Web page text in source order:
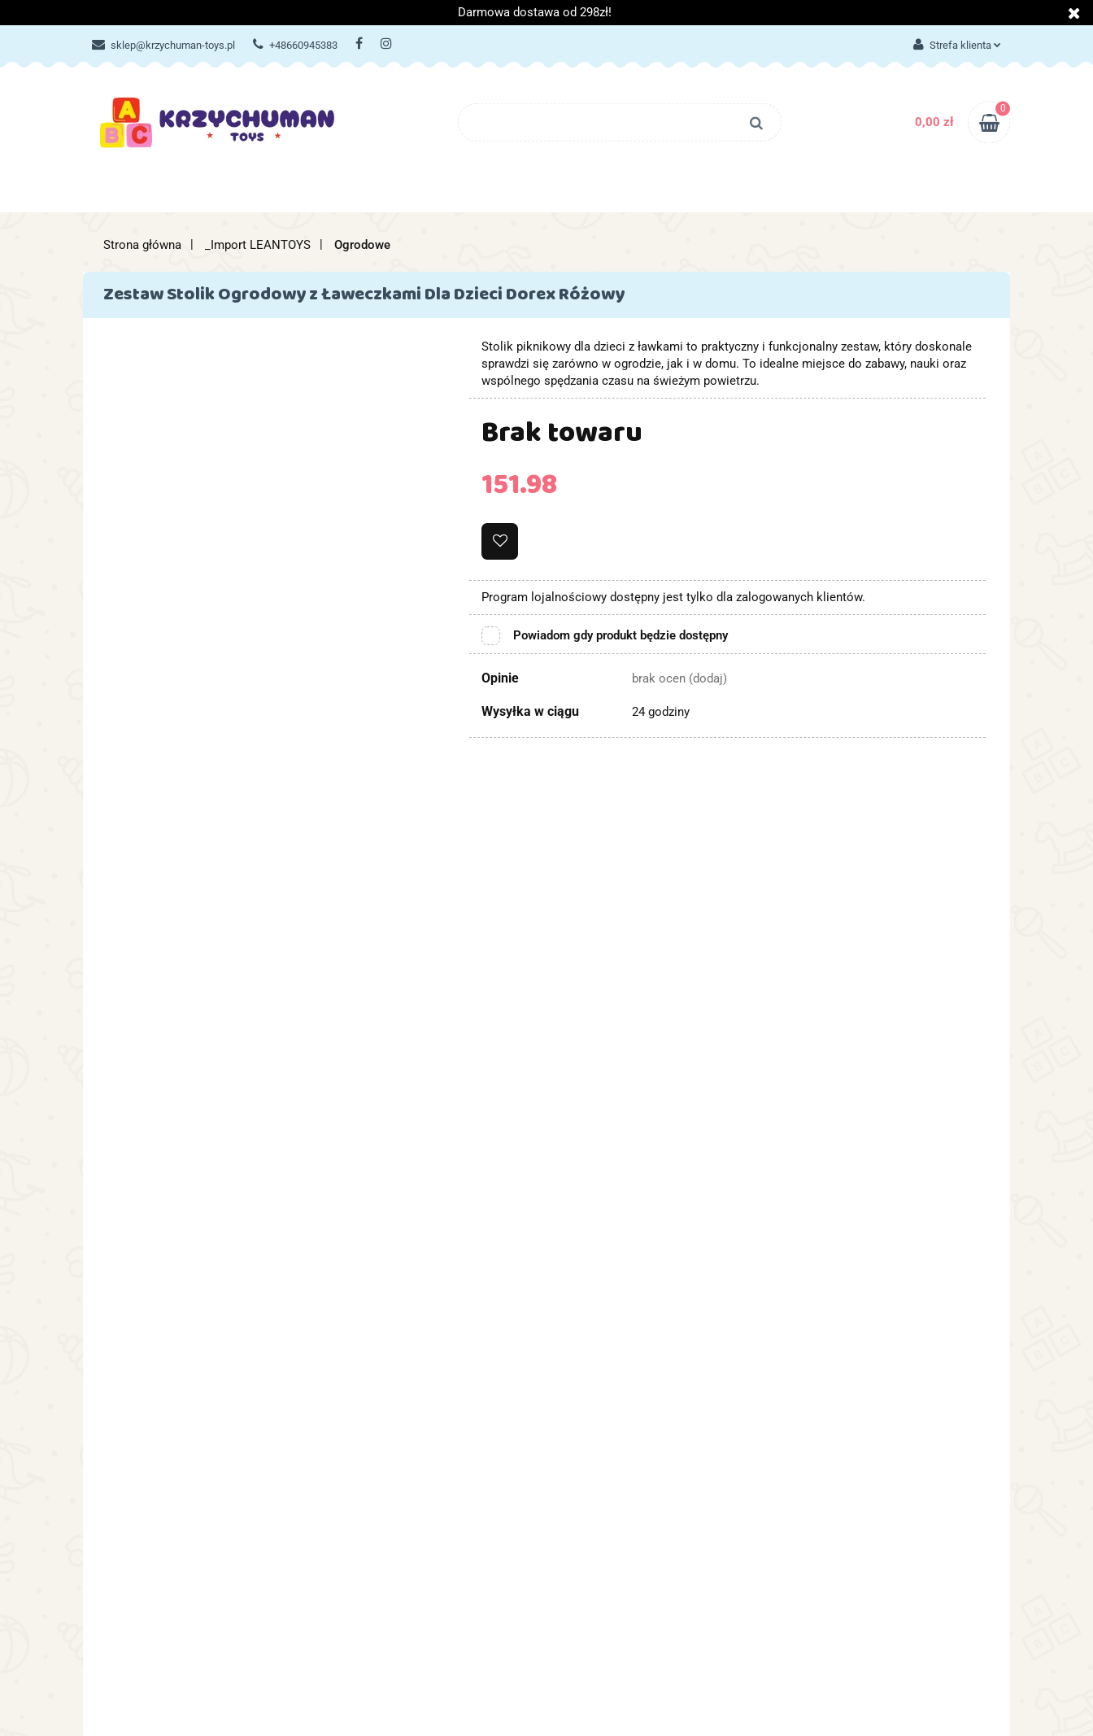
Darmowa dostawa od 298zł!
sklep@krzychuman-toys.pl +48660945383 Strefa klienta
Załóż konto
Dodaj zgłoszenie
0,00 zł
0
ZABAWKI AKCESORIA DZIECIĘCE ARTYKUŁY SZKOLNE O NAS BLOG KONTAKT
ZABAWKI AKCESORIA DZIECIĘCE ARTYKUŁY SZKOLNE O NAS KONTAKT
Strona główna _Import LEANTOYS Ogrodowe
Zestaw Stolik Ogrodowy z Ławeczkami Dla Dzieci Dorex Różowy
Stolik piknikowy dla dzieci z ławkami to praktyczny i funkcjonalny zestaw, który doskonale
sprawdzi się zarówno w ogrodzie, jak i w domu. To idealne miejsce do zabawy, nauki oraz
wspólnego spędzania czasu na świeżym powietrzu.
Brak towaru
151.98
Program lojalnościowy dostępny jest tylko dla zalogowanych klientów.
Powiadom gdy produkt będzie dostępny
Opinie brak ocen (dodaj)
Wysyłka w ciągu 24 godziny